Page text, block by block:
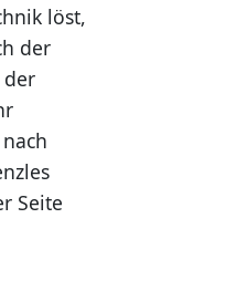
löst,
der
der
Seite